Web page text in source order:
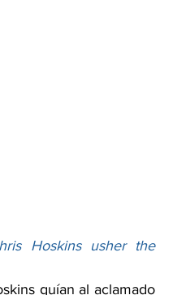
Hoskins usher the
guían al aclamado